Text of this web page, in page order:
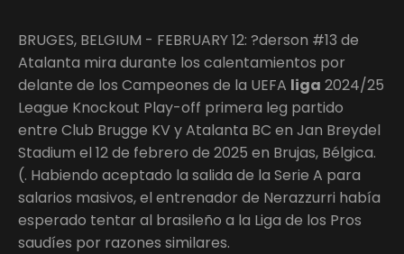
BRUGES, BELGIUM - FEBRUARY 12: ?derson #13 de
Atalanta mira durante los calentamientos por
delante de los Campeones de la UEFA liga 2024/25
League Knockout Play-off primera leg partido
entre Club Brugge KV y Atalanta BC en Jan Breydel
Stadium el 12 de febrero de 2025 en Brujas, Bélgica.
(. Habiendo aceptado la salida de la Serie A para
salarios masivos, el entrenador de Nerazzurri había
esperado tentar al brasileño a la Liga de los Pros
saudíes por razones similares.